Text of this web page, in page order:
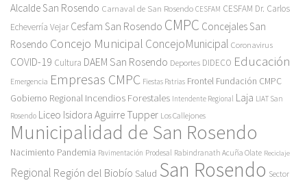
Alcalde San Rosendo Carnaval de San Rosendo CESFAM CESFAM Dr. Carlos
Echeverría Vejar Cesfam San Rosendo CMPC Concejales San
Rosendo Concejo Municipal ConcejoMunicipal Coronavirus
COVID-19 Cultura DAEM San Rosendo Deportes DIDECO Educación
Emergencia Empresas CMPC Fiestas Patrias Frontel Fundación CMPC
Gobierno Regional Incendios Forestales Intendente Regional Laja LIAT San
Rosendo Liceo Isidora Aguirre Tupper Los Callejones
Municipalidad de San Rosendo
Nacimiento Pandemia Pavimentación Prodesal Rabindranath Acuña Olate Reciclaje
Regional Región del Biobío Salud San Rosendo Sector